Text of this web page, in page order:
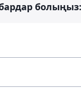
болыңыз: